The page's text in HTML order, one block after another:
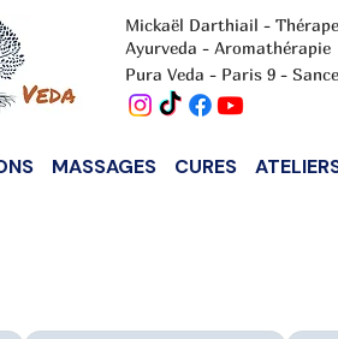
Mickaël Darthiail -
Ayurveda - Aromathérapie
Pura Veda - Paris 9 -
MASSAGES CURES